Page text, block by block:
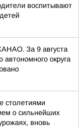
воспитывают
За 9 августа
автономного округа
столетиями
о сильнейших
вновь